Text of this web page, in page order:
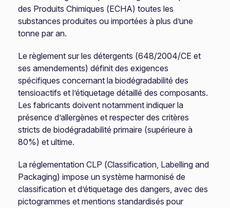
des Produits Chimiques (ECHA) toutes les
substances produites ou importées à plus d’une
tonne par an.
Le règlement sur les détergents (648/2004/CE et
ses amendements) définit des exigences
spécifiques concernant la biodégradabilité des
tensioactifs et l’étiquetage détaillé des composants.
Les fabricants doivent notamment indiquer la
présence d’allergènes et respecter des critères
stricts de biodégradabilité primaire (supérieure à
80%) et ultime.
La réglementation CLP (Classification, Labelling and
Packaging) impose un système harmonisé de
classification et d’étiquetage des dangers, avec des
pictogrammes et mentions standardisés pour